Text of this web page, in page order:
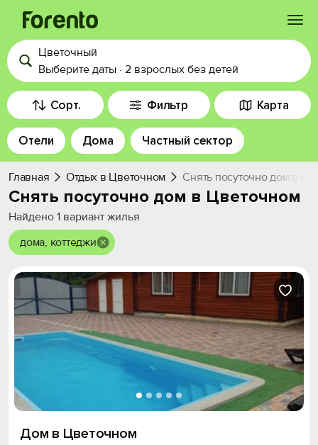
Войти
Избранное
История просмотра
Добавить свой объект
Цветочный
Выберите даты · 2 взрослых без детей
Сорт. Фильтр Карта
Отели Дома Частный сектор
Главная Отдых в Цветочном Снять посуточно дом в
Снять посуточно дом в Цветочном
Найдено 1 вариант жилья
дома, коттеджи
Дом в Цветочном